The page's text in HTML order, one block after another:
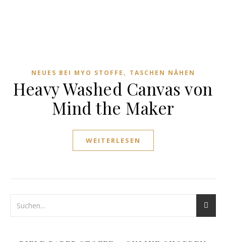
NEUES BEI MYO STOFFE , TASCHEN NÄHEN
Heavy Washed Canvas von
Mind the Maker
WEITERLESEN